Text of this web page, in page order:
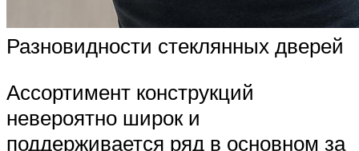
Разновидности стеклянных дверей
Ассортимент конструкций
невероятно широк и
поддерживается ряд в основном за